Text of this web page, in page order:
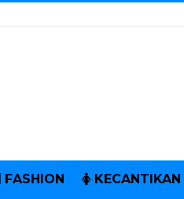
FASHION KECANTIKAN